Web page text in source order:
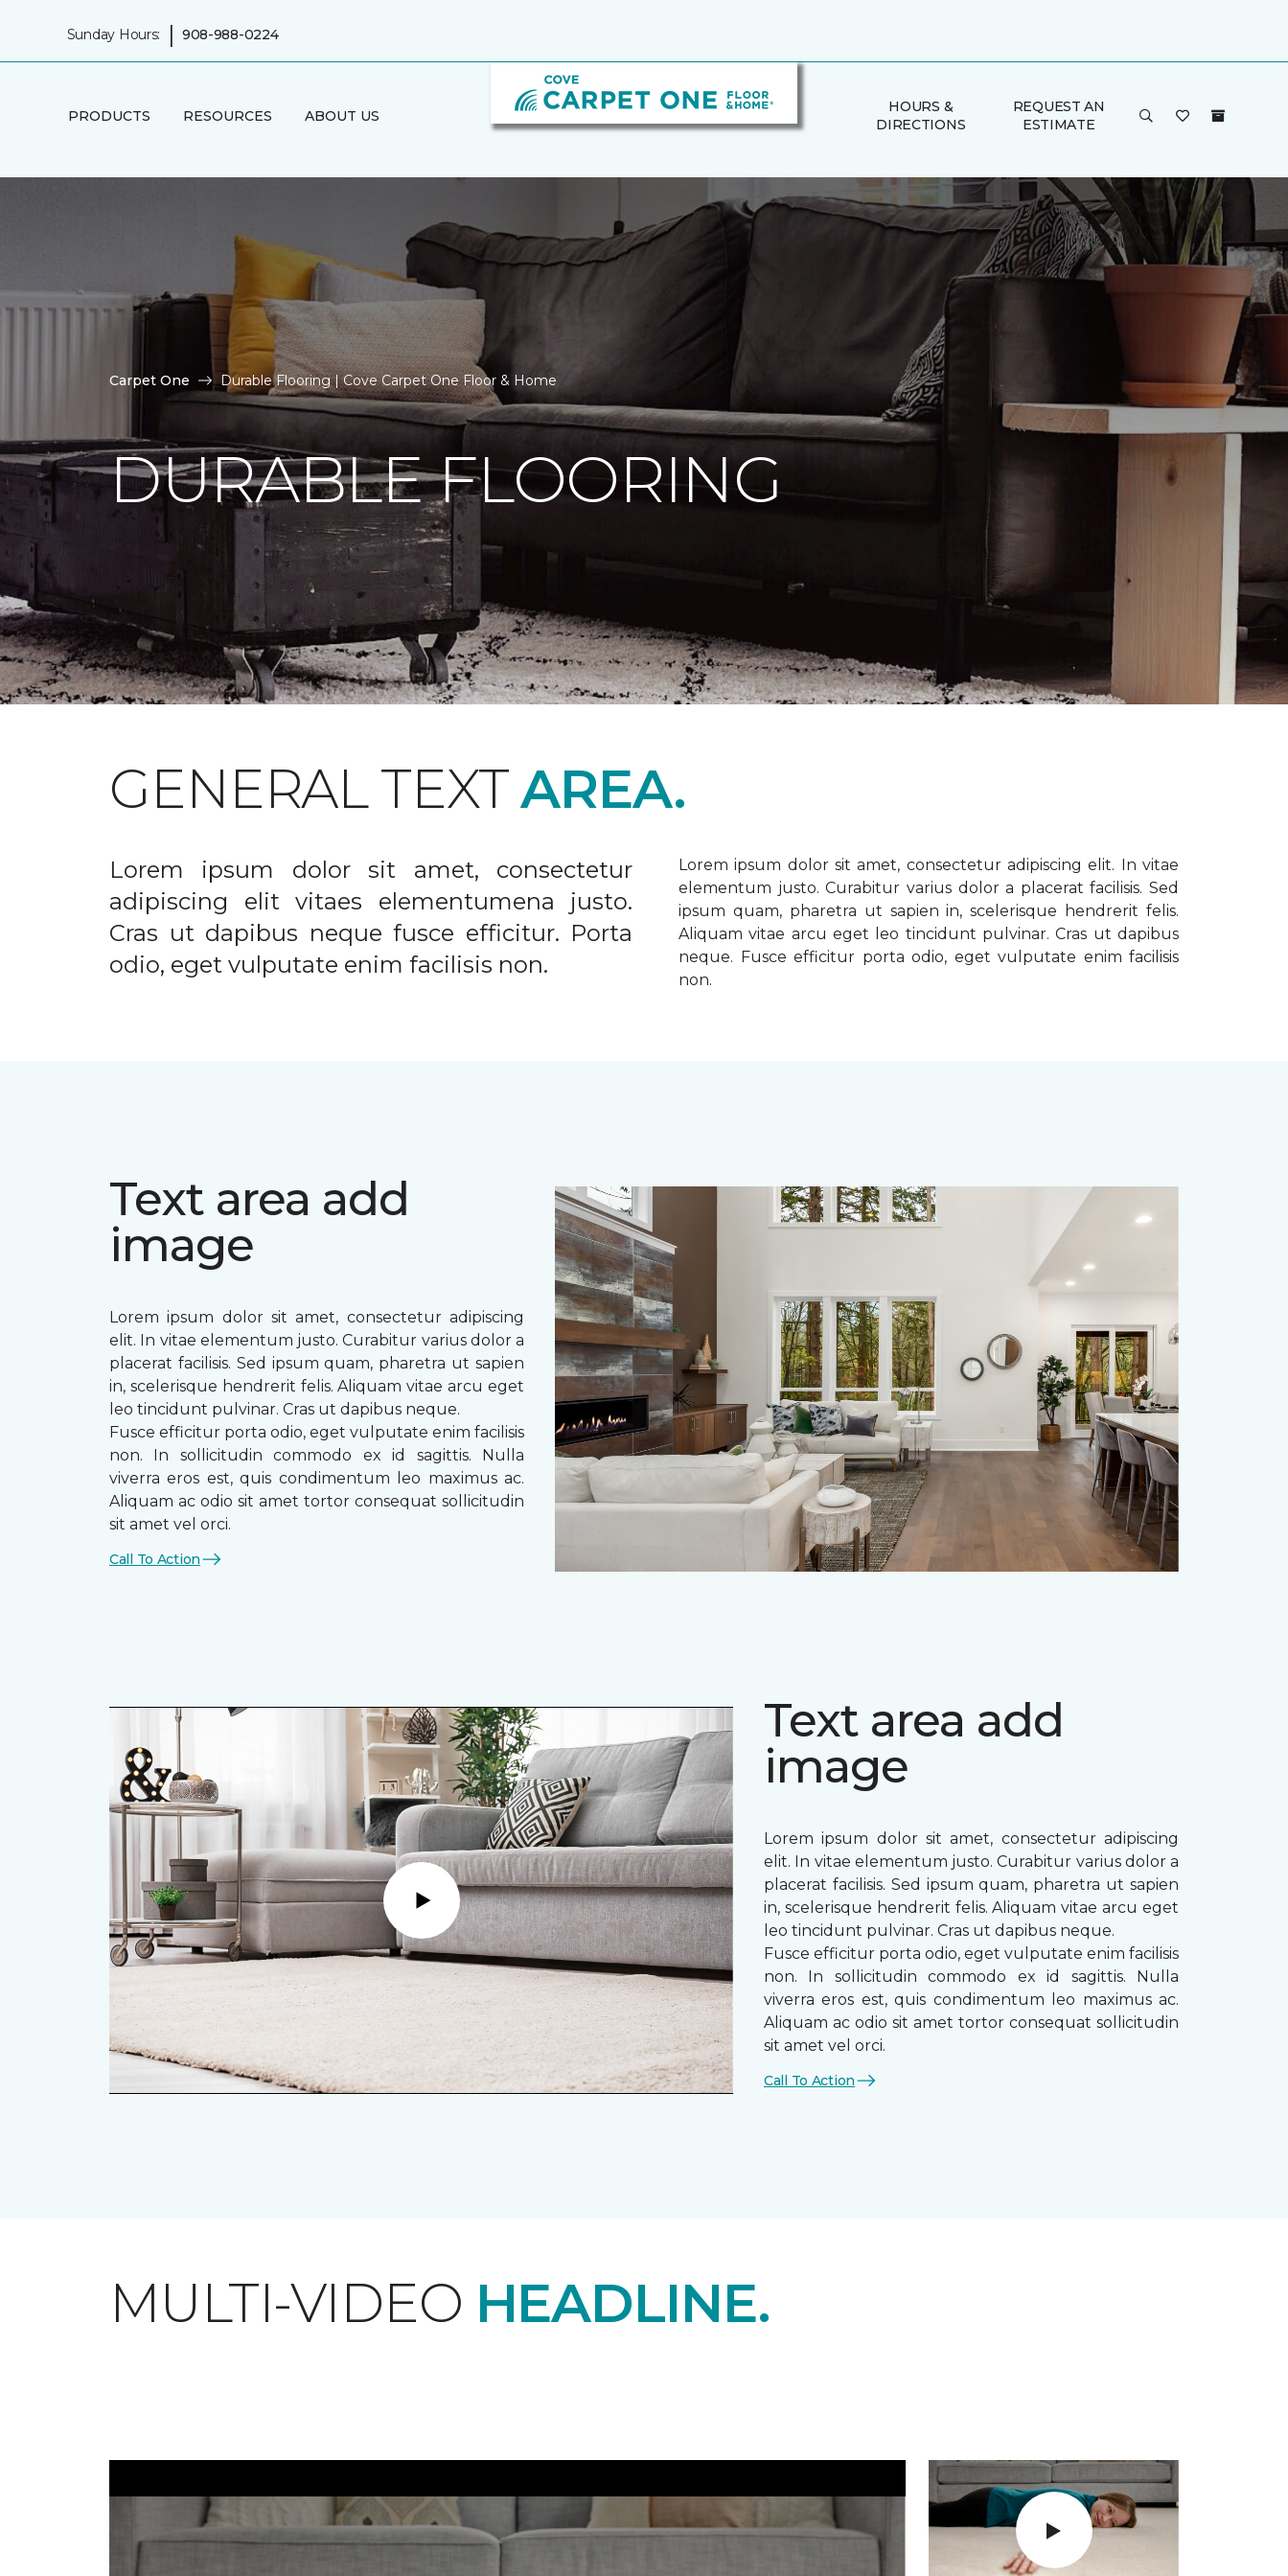
Sunday Hours: | 908-988-0224
PRODUCTS RESOURCES ABOUT US
HOURS &
DIRECTIONS
REQUEST AN
ESTIMATE
Carpet One Durable Flooring | Cove Carpet One Floor & Home
DURABLE FLOORING
GENERAL TEXTAREA.
Lorem ipsum dolor sit amet, consectetur
adipiscing elit vitaes elementumena justo.
Cras ut dapibus neque fusce efficitur. Porta
odio, eget vulputate enim facilisis non.
Lorem ipsum dolor sit amet, consectetur adipiscing elit. In vitae
elementum justo. Curabitur varius dolor a placerat facilisis. Sed
ipsum quam, pharetra ut sapien in, scelerisque hendrerit felis.
Aliquam vitae arcu eget leo tincidunt pulvinar. Cras ut dapibus
neque. Fusce efficitur porta odio, eget vulputate enim facilisis
non.
Text area add
image
Lorem ipsum dolor sit amet, consectetur adipiscing
elit. In vitae elementum justo. Curabitur varius dolor a
placerat facilisis. Sed ipsum quam, pharetra ut sapien
in, scelerisque hendrerit felis. Aliquam vitae arcu eget
leo tincidunt pulvinar. Cras ut dapibus neque.
Fusce efficitur porta odio, eget vulputate enim facilisis
non. In sollicitudin commodo ex id sagittis. Nulla
viverra eros est, quis condimentum leo maximus ac.
Aliquam ac odio sit amet tortor consequat sollicitudin
sit amet vel orci.
Call To Action
Text area add
image
Lorem ipsum dolor sit amet, consectetur adipiscing
elit. In vitae elementum justo. Curabitur varius dolor a
placerat facilisis. Sed ipsum quam, pharetra ut sapien
in, scelerisque hendrerit felis. Aliquam vitae arcu eget
leo tincidunt pulvinar. Cras ut dapibus neque.
Fusce efficitur porta odio, eget vulputate enim facilisis
non. In sollicitudin commodo ex id sagittis. Nulla
viverra eros est, quis condimentum leo maximus ac.
Aliquam ac odio sit amet tortor consequat sollicitudin
sit amet vel orci.
Call To Action
Play
MULTI-VIDEO HEADLINE.